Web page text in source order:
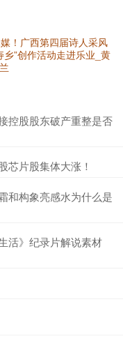
！广西第四届诗人采风
乡”创作活动走进乐业_黄
控股股东破产重整是否
芯片股集体大涨！
和构象亮感水为什么是
活》纪录片解说素材